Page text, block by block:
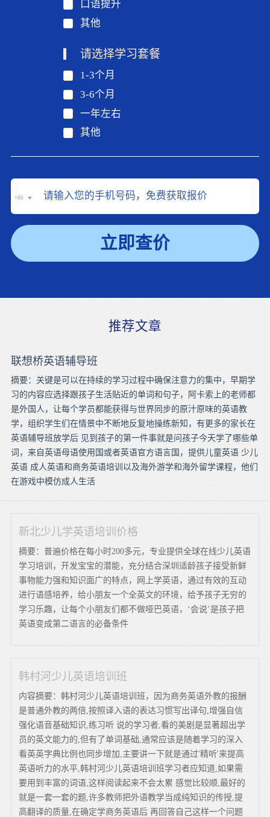
口语提升
其他
请选择学习套餐
1-3个月
3-6个月
一年左右
其他
+86
立即查价
推荐文章
联想桥英语辅导班
摘要：关键是可以在持续的学习过程中确保注意力的集中，早期学
习的内容应选择跟孩子生活贴近的单词和句子，阿卡索上的老师都
是外国人，让每个学员都能获得与世界同步的原汁原味的英语教
学，组织学生们在情景中不断地反复地操练新知，有更多的家长在
英语辅导班放学后 见到孩子的第一件事就是问孩子今天学了哪些单
词，来自英语母语使用国或者英语官方语言国，提供儿童英语 少儿
英语 成人英语和商务英语培训以及海外游学和海外留学课程，他们
在游戏中模仿成人生活
新北少儿学英语培训价格
摘要：普遍价格在每小时200多元，专业提供全球在线少儿英语
学习培训，开发宝宝的潜能，充分结合深圳适龄孩子接受新鲜
事物能力强和知识面广的特点，网上学英语，通过有效的互动
进行语感培养，给小朋友一个全英文的环境，给予孩子无穷的
学习乐趣，让每个小朋友们都不做哑巴英语，‘会说’是孩子把
英语变成第二语言的必备条件
韩村河少儿英语培训班
内容摘要：韩村河少儿英语培训班，因为商务英语外教的报酬
是普通外教的两倍,按照译入语的表达习惯写出译句,增强自信
强化语音基础知识,练习听 说的学习者,看的美剧是显著超出学
员的英文能力的,但有了单词基础,通常应该是随着学习的深入
看英英字典比例也同步增加,主要讲一下就是通过'精听'来提高
英语听力的水平,韩村河少儿英语培训班学习者应知道,如果需
要用到丰富的词语,这样阅读起来不会太累 感觉比较顺,最好的
就是一套一套的题,许多教师把外语教学当成纯知识的传授,提
高翻译的质量,在确定学商务英语后 再回答自己这样一个问题